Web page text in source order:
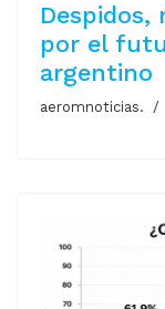
Despidos,
por el
argentino
aeromnoticias.